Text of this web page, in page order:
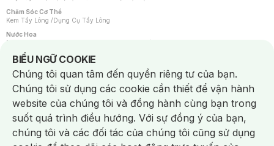
Chăm Sóc Cơ Thể
Kem Tẩy Lông /Dụng Cụ Tẩy Lông
Nước Hoa
Nước Hoa Nữ
Chăm Sóc Cá Nhân
Chống Muỗi /Khẩu Trang /Máy Massage/Mặt Nạ Xông Hơi /Nước Rửa Tay/
Sản Phẩm Chăm Sóc Khác /Bàn Chải Đánh Răng /Bàn Chải Điện/
Hỗ Trợ Trắng Răng/Kem Đánh Răng /Máy Tăm Nước/ Nước Súc Miệng/
Tăm / Chỉ Nha Khoa/ Xịt Thơm Miệng / Dung Dịch Vệ Sinh/Dưỡng Vùng Kín/
Khăn Ướt Vệ Sinh Vùng Kín/Băng Vệ Sinh/Tampon/Bọt Cạo Râu /Dao Cạo Râu/
Máy Cạo Râu
Vấn Đề Về Da
Da Dầu / Lỗ Chân Lông To/ Da Khô / Mất Nước/ Da Lão Hóa/ Da Mụn/
Da Nhạy Cảm / Kích Ứng
Da Xỉn Màu Thâm / Nám / Tàn Nhang
BIỂU NGỮ COOKIE
Notice about cookies usage
Chúng tôi quan tâm đến quyền riêng tư của bạn.
Chúng tôi sử dụng các cookie cần thiết để vận hành
website của chúng tôi và đồng hành cùng bạn trong
suốt quá trình điều hướng. Với sự đồng ý của bạn,
chúng tôi và các đối tác của chúng tôi cũng sử dụng